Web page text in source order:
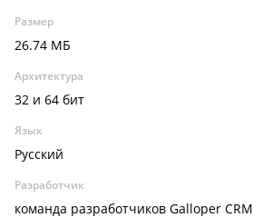
Размер
26.74 МБ
Архитектура
32 и 64 бит
Язык
Русский
Разработчик
команда разработчиков Galloper CRM